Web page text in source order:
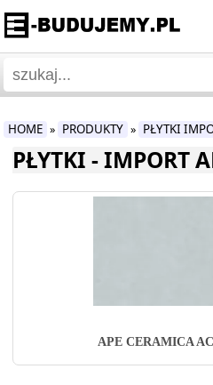
HOME » PRODUKTY » PŁYTKI
PŁYTKI - IMPORT
APE CERAMICA